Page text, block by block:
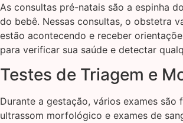
As consultas pré-natais são a espinha
do bebê. Nessas consultas, o obstetra
estão acontecendo e receber
para verificar sua saúde e detectar
Testes de Triagem e
Durante a gestação, vários exames
ultrassom morfológico e exames de